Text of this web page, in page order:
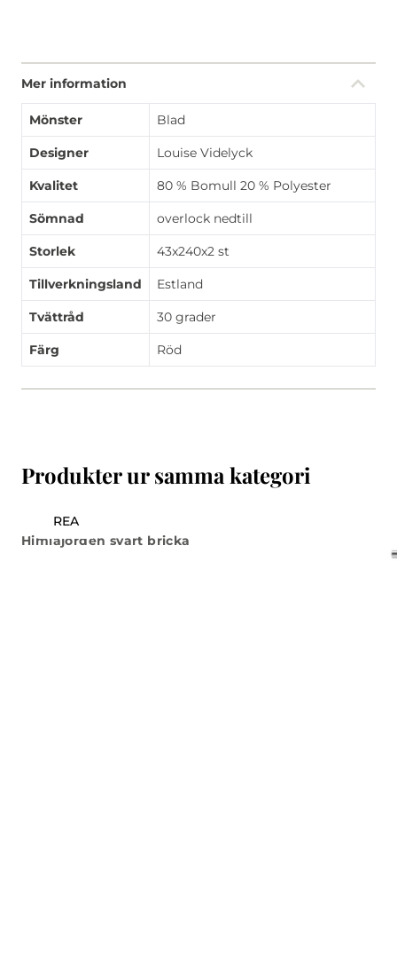
Mer information
Mönster Blad
Designer Louise Videlyck
Kvalitet 80 % Bomull 20 % Polyester
Sömnad overlock nedtill
Storlek 43x240x2 st
Tillverkningsland Estland
Tvättråd 30 grader
Färg Röd
Produkter ur samma kategori
REA
Himlajorden svart bricka